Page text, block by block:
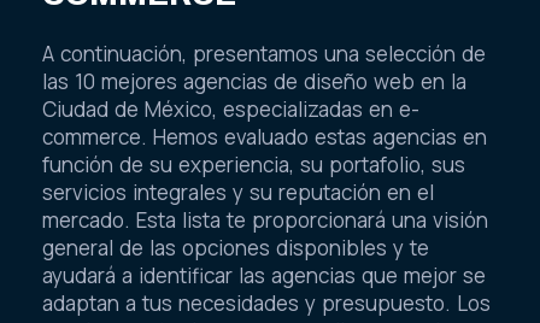
A continuación, presentamos una selección de
las 10 mejores agencias de diseño web en la
Ciudad de México, especializadas en e-
commerce. Hemos evaluado estas agencias en
función de su experiencia, su portafolio, sus
servicios integrales y su reputación en el
mercado. Esta lista te proporcionará una visión
general de las opciones disponibles y te
ayudará a identificar las agencias que mejor se
adaptan a tus necesidades y presupuesto. Los